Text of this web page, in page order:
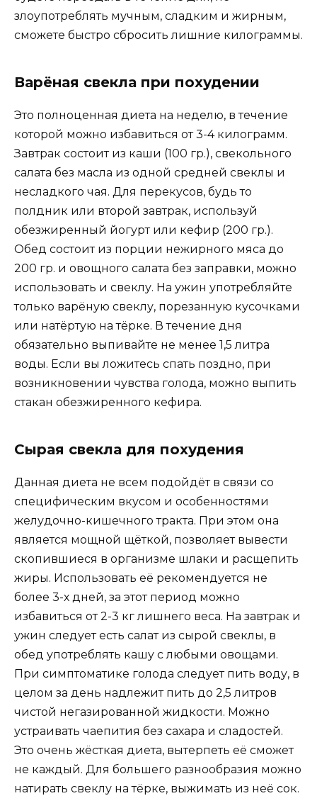
злоупотреблять мучным, сладким и жирным,
сможете быстро сбросить лишние килограммы.
Варёная свекла при похудении
Это полноценная диета на неделю, в течение
которой можно избавиться от 3-4 килограмм.
Завтрак состоит из каши (100 гр.), свекольного
салата без масла из одной средней свеклы и
несладкого чая. Для перекусов, будь то
полдник или второй завтрак, используй
обезжиренный йогурт или кефир (200 гр.).
Обед состоит из порции нежирного мяса до
200 гр. и овощного салата без заправки, можно
использовать и свеклу. На ужин употребляйте
только варёную свеклу, порезанную кусочками
или натёртую на тёрке. В течение дня
обязательно выпивайте не менее 1,5 литра
воды. Если вы ложитесь спать поздно, при
возникновении чувства голода, можно выпить
стакан обезжиренного кефира.
Сырая свекла для похудения
Данная диета не всем подойдёт в связи со
специфическим вкусом и особенностями
желудочно-кишечного тракта. При этом она
является мощной щёткой, позволяет вывести
скопившиеся в организме шлаки и расщепить
жиры. Использовать её рекомендуется не
более 3-х дней, за этот период можно
избавиться от 2-3 кг лишнего веса. На завтрак и
ужин следует есть салат из сырой свеклы, в
обед употреблять кашу с любыми овощами.
При симптоматике голода следует пить воду, в
целом за день надлежит пить до 2,5 литров
чистой негазированной жидкости. Можно
устраивать чаепития без сахара и сладостей.
Это очень жёсткая диета, вытерпеть её сможет
не каждый. Для большего разнообразия можно
натирать свеклу на тёрке, выжимать из неё сок.